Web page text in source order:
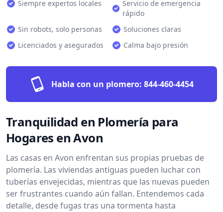
Siempre expertos locales
Servicio de emergencia
rápido
Sin robots, solo personas
Soluciones claras
Licenciados y asegurados
Calma bajo presión
Habla con un plomero: 844-460-4454
Tranquilidad en Plomería para
Hogares en Avon
Las casas en Avon enfrentan sus propias pruebas de
plomería. Las viviendas antiguas pueden luchar con
tuberías envejecidas, mientras que las nuevas pueden
ser frustrantes cuando aún fallan. Entendemos cada
detalle, desde fugas tras una tormenta hasta